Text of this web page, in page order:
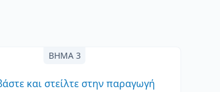
ΒΉΜΑ 3
και στείλτε στην παραγωγή